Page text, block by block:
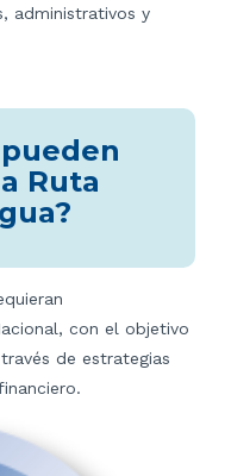
administrativos y
Ruta
con el objetivo
de estrategias